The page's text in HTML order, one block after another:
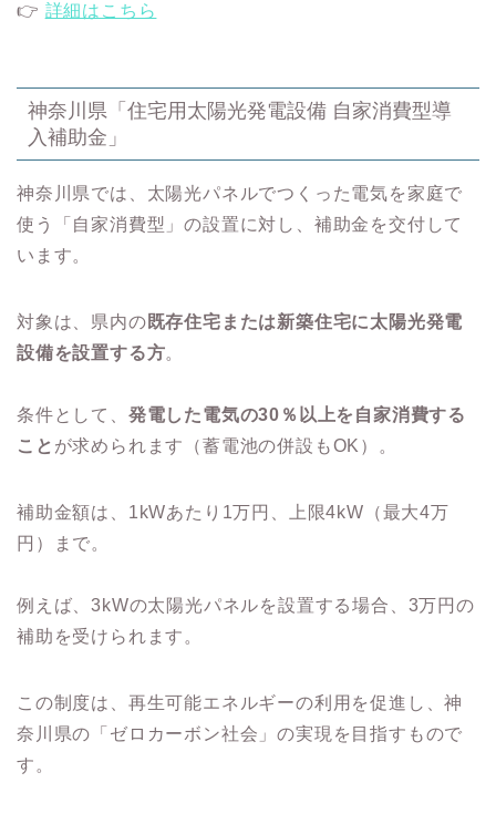
👉 詳細はこちら
神奈川県「住宅用太陽光発電設備 自家消費型導
入補助金」
神奈川県では、太陽光パネルでつくった電気を家庭で
使う「自家消費型」の設置に対し、補助金を交付して
います。
対象は、県内の 既存住宅または新築住宅に太陽光発電
設備を設置する方。
条件として、 発電した電気の30％以上を自家消費する
こと が求められます（蓄電池の併設もOK）。
補助金額は、1kWあたり1万円、上限4kW（最大4万
円）まで。
例えば、3kWの太陽光パネルを設置する場合、3万円の
補助を受けられます。
この制度は、再生可能エネルギーの利用を促進し、神
奈川県の「ゼロカーボン社会」の実現を目指すもので
す。